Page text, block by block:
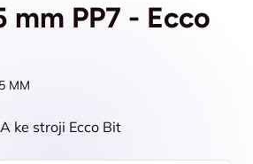
mm PP7 - Ecco
MM
ke stroji Ecco Bit